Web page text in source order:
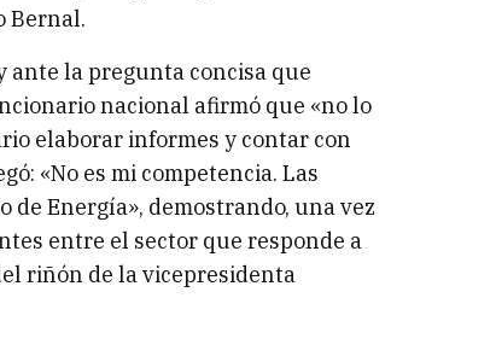
Bernal.
ante la pregunta concisa que
nacional afirmó que «no lo
elaborar informes y contar con
«No es mi competencia. Las
Energía», demostrando, una vez
entre el sector que responde a
riñón de la vicepresidenta